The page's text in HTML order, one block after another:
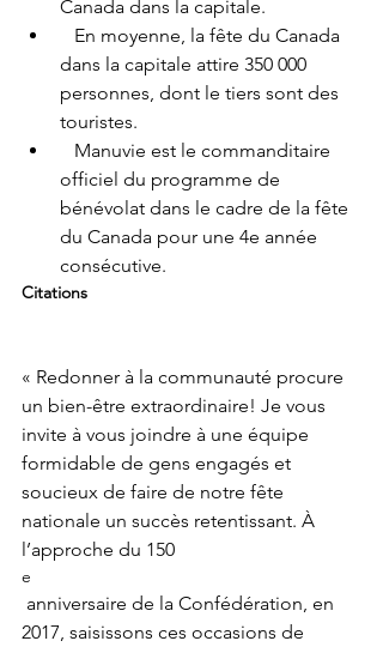
Canada dans la capitale.
En moyenne, la fête du Canada
dans la capitale attire 350 000
personnes, dont le tiers sont des
touristes.
Manuvie est le commanditaire
officiel du programme de
bénévolat dans le cadre de la fête
du Canada pour une 4e année
consécutive.
Citations
« Redonner à la communauté procure
un bien-être extraordinaire! Je vous
invite à vous joindre à une équipe
formidable de gens engagés et
soucieux de faire de notre fête
nationale un succès retentissant. À
l’approche du 150
e
2017, saisissons ces occasions de